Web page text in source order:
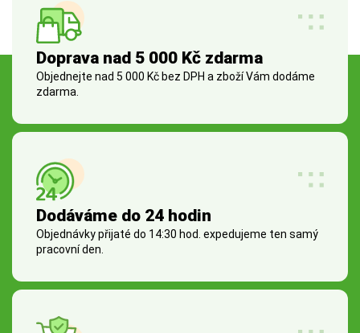
Doprava nad 5 000 Kč zdarma
Objednejte nad 5 000 Kč bez DPH a zboží Vám dodáme
zdarma.
Dodáváme do 24 hodin
Objednávky přijaté do 14:30 hod. expedujeme ten samý
pracovní den.